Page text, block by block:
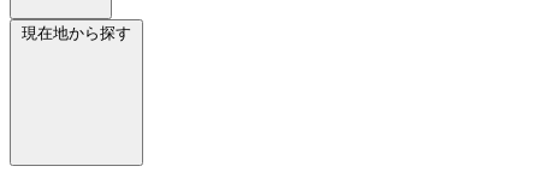
現在地から探す